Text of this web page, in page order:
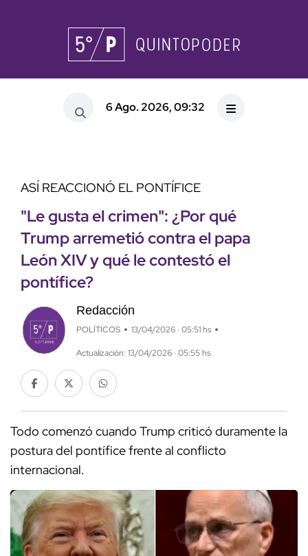
6 Ago. 2026, 09:32
ASÍ REACCIONÓ EL PONTÍFICE
"Le gusta el crimen": ¿Por qué
Trump arremetió contra el papa
León XIV y qué le contestó el
pontífice?
Redacción
POLÍTICOS 13/04/2026 · 05:51 hs
Actualización: 13/04/2026 · 05:55 hs
Todo comenzó cuando Trump criticó duramente la
postura del pontífice frente al conflicto
internacional.